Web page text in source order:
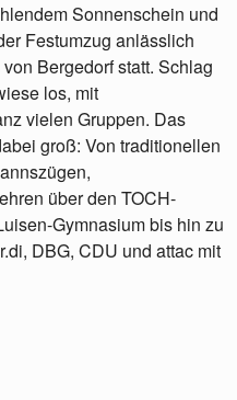
Sonnenschein und
Festumzug anlässlich
Bergedorf statt. Schlag
los, mit
vielen Gruppen. Das
groß: Von traditionellen
über den TOCH-
Gymnasium bis hin zu
DBG, CDU und attac mit